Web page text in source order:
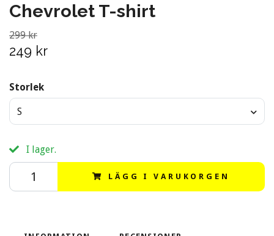
Chevrolet T-shirt
299 kr
249 kr
Storlek
S
I lager.
LÄGG I VARUKORGEN